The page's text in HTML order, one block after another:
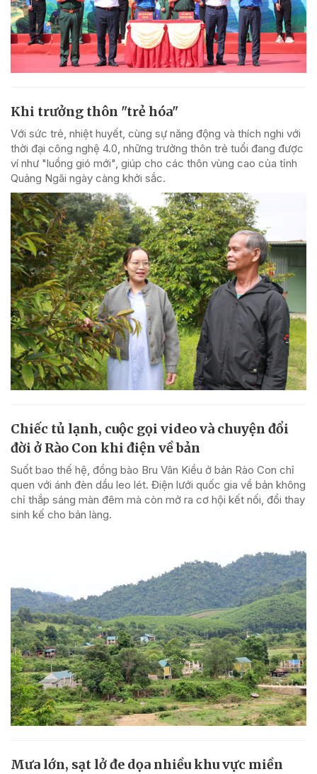
Khi trưởng thôn "trẻ hóa"
Với sức trẻ, nhiệt huyết, cùng sự năng động và thích nghi với
thời đại công nghệ 4.0, những trưởng thôn trẻ tuổi đang được
ví như "luồng gió mới", giúp cho các thôn vùng cao của tỉnh
Quảng Ngãi ngày càng khởi sắc.
Chiếc tủ lạnh, cuộc gọi video và chuyện đổi
đời ở Rào Con khi điện về bản
Suốt bao thế hệ, đồng bào Bru Vân Kiều ở bản Rào Con chỉ
quen với ánh đèn dầu leo lét. Điện lưới quốc gia về bản không
chỉ thắp sáng màn đêm mà còn mở ra cơ hội kết nối, đổi thay
sinh kế cho bản làng.
Mưa lớn, sạt lở đe dọa nhiều khu vực miền